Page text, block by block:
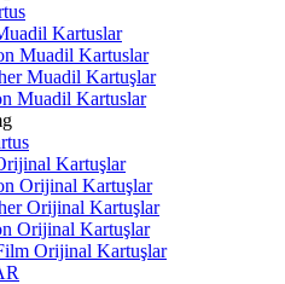
Kartuslar
Muadil Kartuslar
Muadil Kartuşlar
Muadil Kartuslar
Kartuşlar
Orijinal Kartuşlar
Orijinal Kartuşlar
Orijinal Kartuşlar
Orijinal Kartuşlar